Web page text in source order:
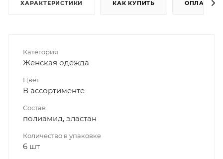
ХАРАКТЕРИСТИКИ КАК КУПИТЬ ОПЛАТА
Категория
Женская одежда
Цвет
В ассортименте
Состав
полиамид, эластан
Количество в упаковке
6 шт